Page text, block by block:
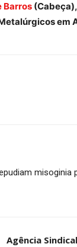
Barros
em
misoginia
Agência Sindical